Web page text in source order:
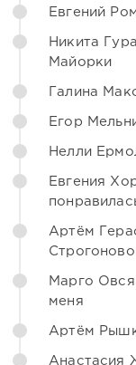
Евгений
Никита
Майорки
Галина
Егор
Нелли
Евгения
Артём
Марго
меня
Артём
Анастасия